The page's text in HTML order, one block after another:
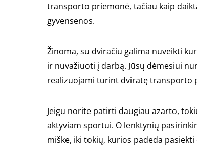
transporto priemonė, tačiau kaip
gyvensenos.
Žinoma, su dviračiu galima nuveikti
ir nuvažiuoti į darbą. Jūsų dėmesiui
realizuojami turint dviratę transporto
Jeigu norite patirti daugiau azarto,
aktyviam sportui. O lenktynių
miške, iki tokių, kurios padeda